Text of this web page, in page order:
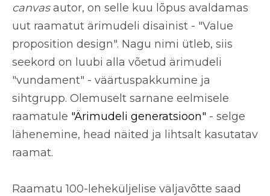
canvasautor, on selle kuu lõpus avaldamas
uut raamatut ärimudeli disainist - "Value
proposition design". Nagu nimi ütleb, siis
seekord on luubi alla võetud ärimudeli
"vundament" - väärtuspakkumine ja
sihtgrupp. Olemuselt sarnane eelmisele
raamatule "Ärimudeli generatsioon" - selge
lähenemine, head näited ja lihtsalt kasutatav
raamat.
Raamatu 100-leheküljelise väljavõtte saad